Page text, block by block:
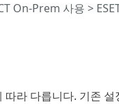
On-Prem 사용 >
따라 다릅니다. 기존